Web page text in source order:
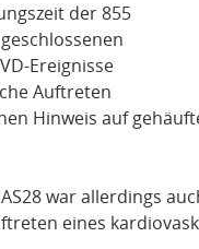
der 855
Ereignisse
Auftreten
Hinweis auf
war allerdings
eines